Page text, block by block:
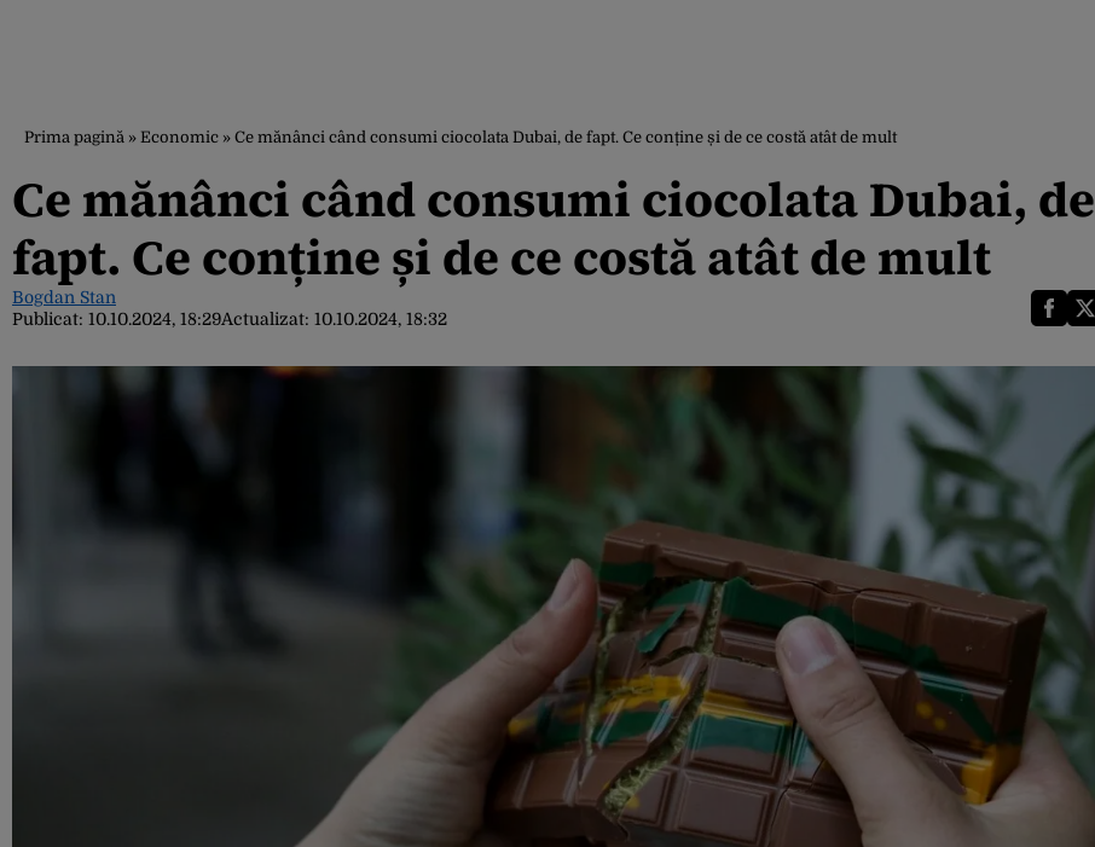
Prima pagină » Economic » Ce mănânci când consumi ciocolata Dubai, de fapt. Ce conține și de ce costă atât de mult
Ce mănânci când consumi ciocolata Dubai, de
fapt. Ce conține și de ce costă atât de mult
Bogdan Stan
Publicat: 10.10.2024, 18:29Actualizat: 10.10.2024, 18:32